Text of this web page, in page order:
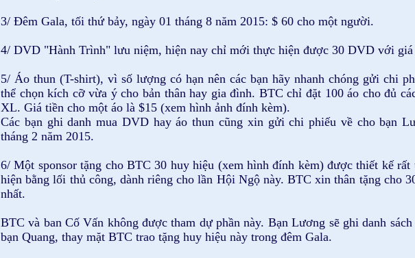
3/ Đêm Gala, tối thứ bảy, ngày 01 tháng 8 năm 2015: $ 60 cho một người.
4/ DVD "Hành Trình" lưu niệm, hiện nay chỉ mới thực hiện được 30 DVD với
5/ Áo thun (T-shirt), vì số lượng có hạn nên các bạn hãy nhanh chóng gửi chi
thể chọn kích cỡ vừa ý cho bản thân hay gia đình. BTC chỉ đặt 100 áo cho đủ
XL. Giá tiền cho một áo là $15 (xem hình ảnh đính kèm).
Các bạn ghi danh mua DVD hay áo thun cũng xin gửi chi phiếu về cho bạn
tháng 2 năm 2015.
6/ Một sponsor tặng cho BTC 30 huy hiệu (xem hình đính kèm) được thiết kế
hiện bằng lối thủ công, dành riêng cho lần Hội Ngộ này. BTC xin thân tặng cho
nhất.
BTC và ban Cố Vấn không được tham dự phần này. Bạn Lương sẽ ghi danh
bạn Quang, thay mặt BTC trao tặng huy hiệu này trong đêm Gala.